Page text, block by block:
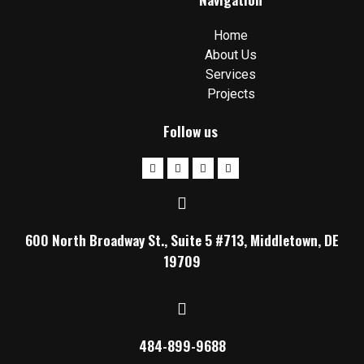
Home
About Us
Services
Projects
Follow us
600 North Broadway St., Suite 5 #713, Middletown, DE
19709
484-899-9688